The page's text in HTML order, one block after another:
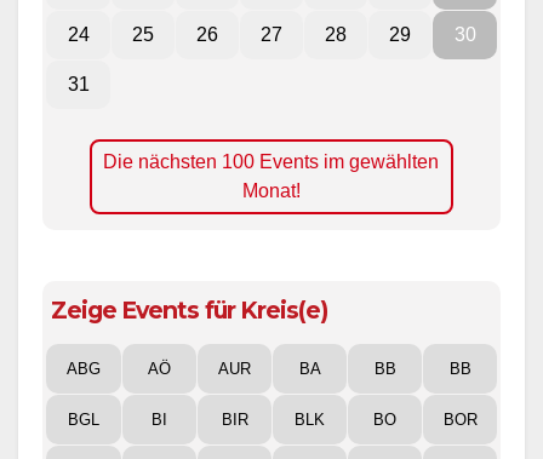
24 25 26 27 28 29 30
31
Die nächsten 100 Events im gewählten
Monat!
Zeige Events für Kreis(e)
ABG AÖ AUR BA BB BB
BGL BI BIR BLK BO BOR